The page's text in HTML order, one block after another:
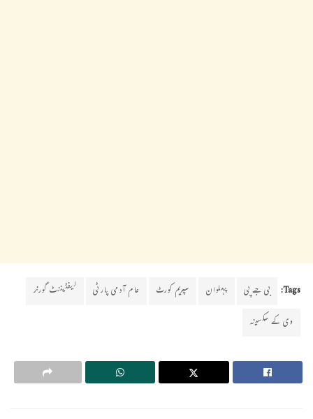
Tags: بی جے پی پہلوان سپریم کورٹ عام آدمی پارٹی
لیفٹیننٹ گورنر
وی کے سکسینہ